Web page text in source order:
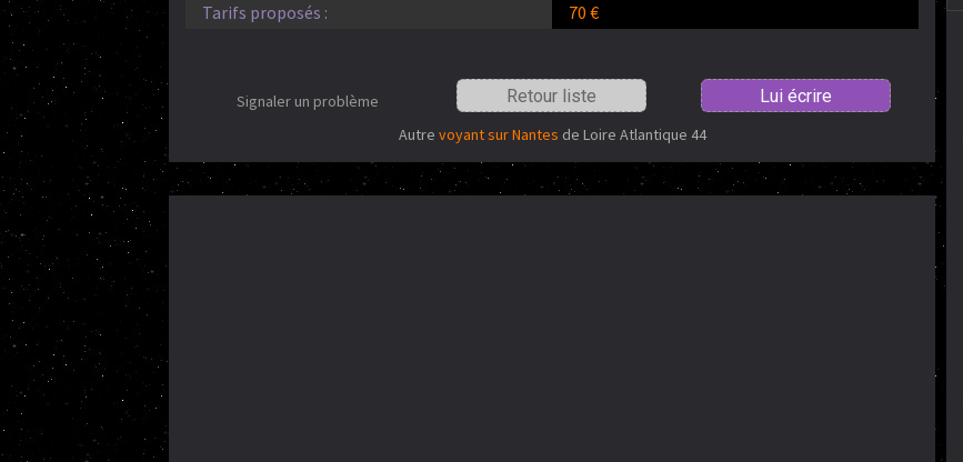
Tarifs proposés :
70 €
Signaler un problème Retour liste Lui écrire
Autre voyant sur Nantes de Loire Atlantique 44